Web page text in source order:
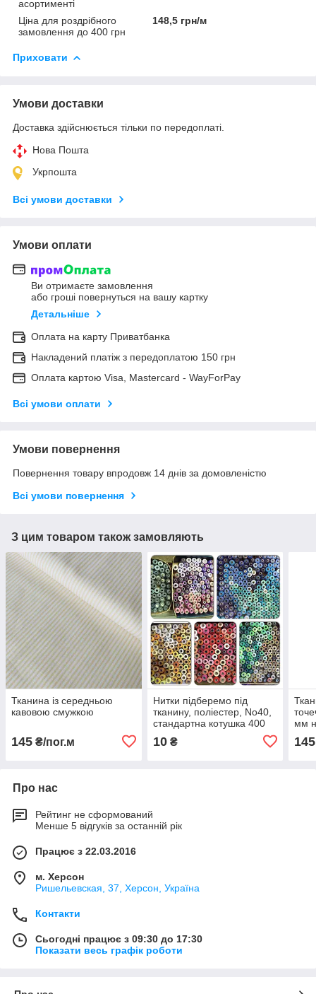
асортименті
Ціна для роздрібного
замовлення до 400 грн
148,5 грн/м
Приховати
Умови доставки
Доставка здійснюється тільки по передоплаті.
Нова Пошта
Укрпошта
Всі умови доставки
Умови оплати
Ви отримаєте замовлення
або гроші повернуться на вашу картку
Детальніше
Оплата на карту Приватбанка
Накладений платіж з передоплатою 150 грн
Оплата картою Visa, Mastercard - WayForPay
Всі умови оплати
Умови повернення
Повернення товару впродовж 14 днів за домовленістю
Всі умови повернення
З цим товаром також замовляють
Тканина із середньою
кавовою смужкою
145 ₴/пог.м
Нитки підберемо під
тканину, поліестер, No40,
стандартна котушка 400
10₴
мм
145
Про нас
Рейтинг не сформований
Менше 5 відгуків за останній рік
Працює з 22.03.2016
м. Херсон
Ришельевская, 37, Херсон, Україна
Контакти
Сьогодні працює з 09:30 до 17:30
Показати весь графік роботи